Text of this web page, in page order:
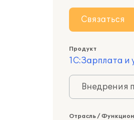
Связаться
Продукт
1С:Зарплата и
Внедрения
Отрасль /